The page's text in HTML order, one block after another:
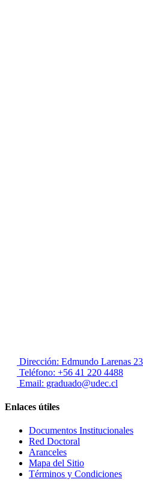
NOTA:
Dirección: Edmundo Larenas
Teléfono: +56 41 220 4488
Email: graduado@udec.cl
Enlaces útiles
Documentos Institucionales
Red Doctoral
Aranceles
Mapa del Sitio
Términos y Condiciones